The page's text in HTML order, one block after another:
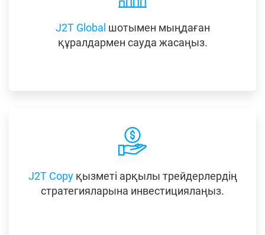
J2T Global шотымен мыңдаған
құралдармен сауда жасаңыз.
J2T Copyқызметі арқылы трейдерлердің
стратегияларына инвестициялаңыз.